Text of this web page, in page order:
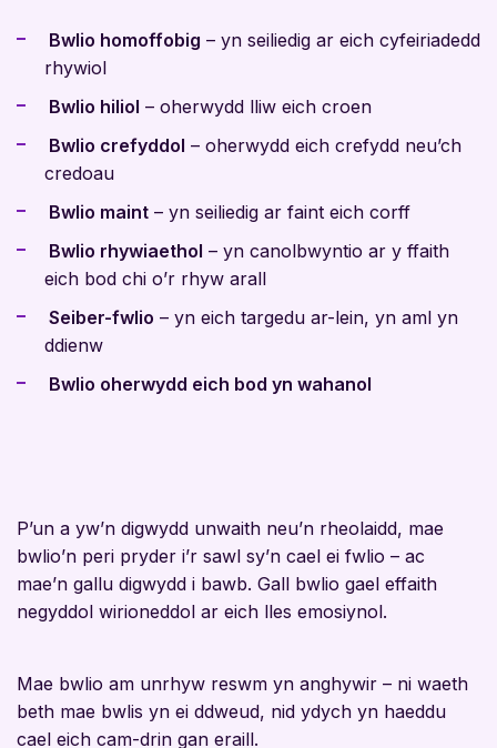
Bwlio homoffobig – yn seiliedig ar eich cyfeiriadedd
rhywiol
Bwlio hiliol – oherwydd lliw eich croen
Bwlio crefyddol – oherwydd eich crefydd neu’ch
credoau
Bwlio maint – yn seiliedig ar faint eich corff
Bwlio rhywiaethol – yn canolbwyntio ar y ffaith
eich bod chi o’r rhyw arall
Seiber-fwlio – yn eich targedu ar-lein, yn aml yn
ddienw
Bwlio oherwydd eich bod yn wahanol
P’un a yw’n digwydd unwaith neu’n rheolaidd, mae
bwlio’n peri pryder i’r sawl sy’n cael ei fwlio – ac
mae’n gallu digwydd i bawb. Gall bwlio gael effaith
negyddol wirioneddol ar eich lles emosiynol.
Mae bwlio am unrhyw reswm yn anghywir – ni waeth
beth mae bwlis yn ei ddweud, nid ydych yn haeddu
cael eich cam-drin gan eraill.